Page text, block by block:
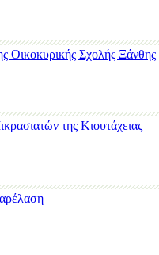
Οικοκυρικής Σχολής Ξάνθης
της Κιουτάχειας